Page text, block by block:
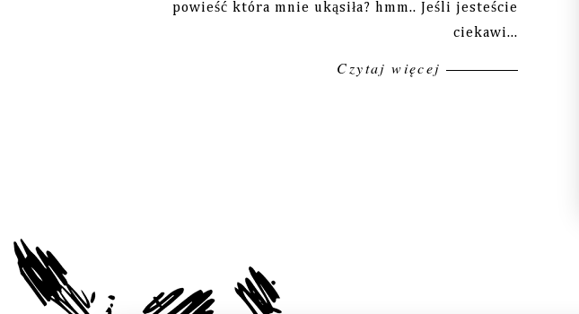
powieść która mnie ukąsiła? hmm.. Jeśli jesteście
ciekawi...
Czytaj więcej